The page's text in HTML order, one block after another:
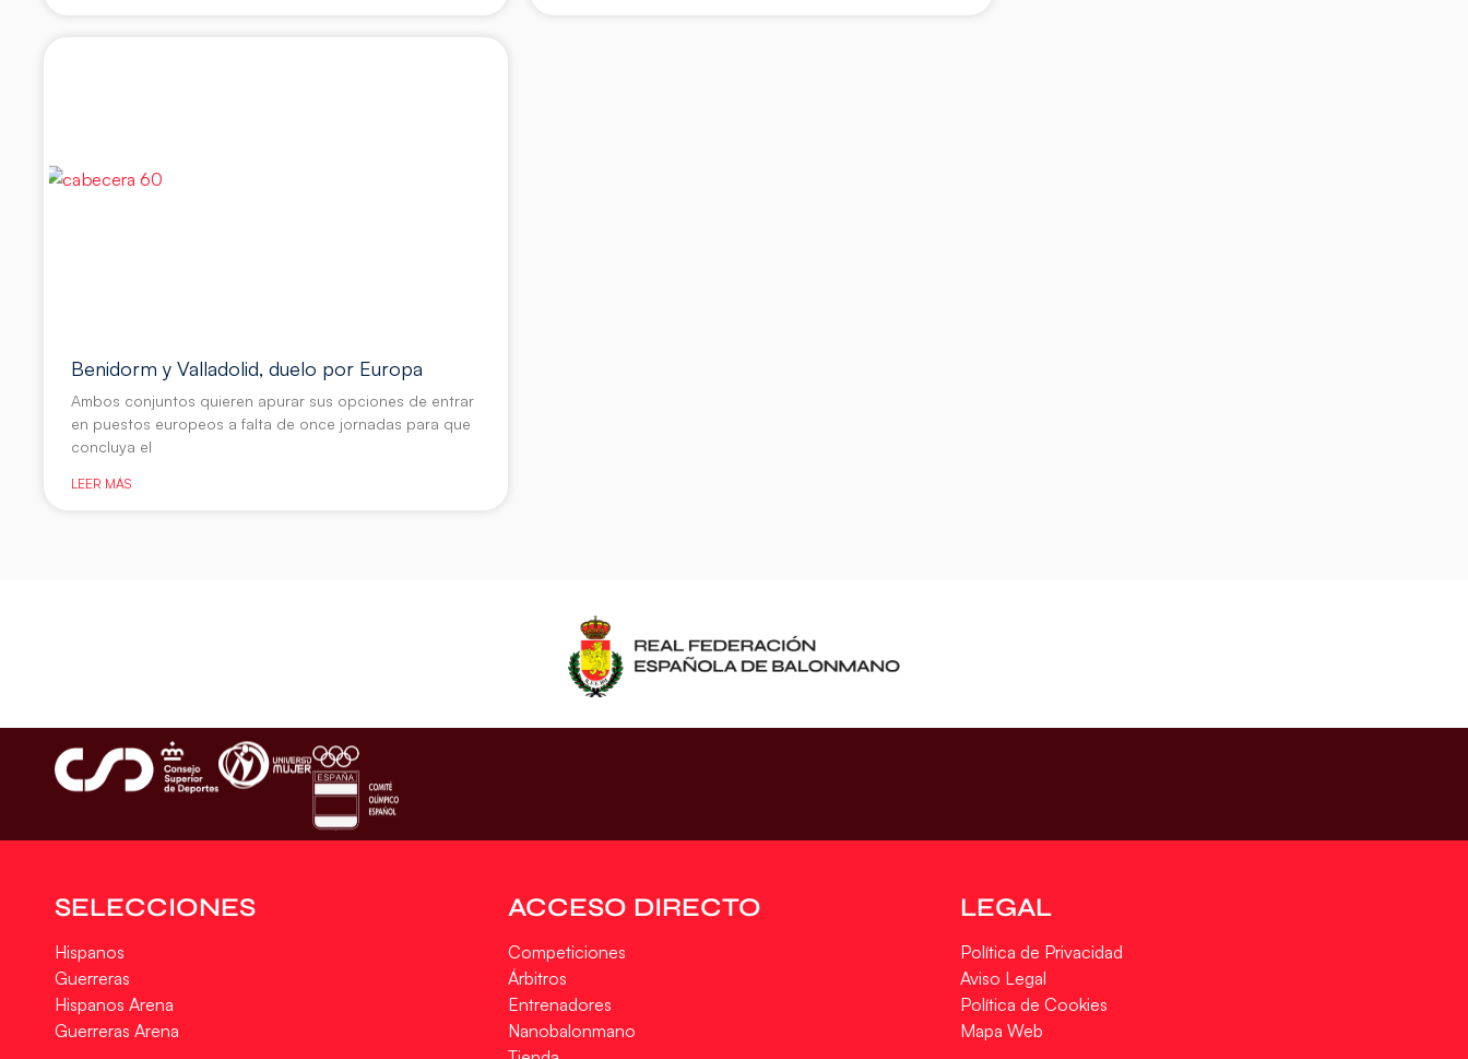
Benidorm y Valladolid, duelo por Europa
Ambos conjuntos quieren apurar sus opciones de entrar
en puestos europeos a falta de once jornadas para que
concluya el
LEER MÁS
SELECCIONES
Hispanos
Guerreras
Hispanos Arena
Guerreras Arena
ACCESO DIRECTO
Competiciones
Árbitros
Entrenadores
Nanobalonmano
LEGAL
Política de Privacidad
Aviso Legal
Política de Cookies
Mapa Web